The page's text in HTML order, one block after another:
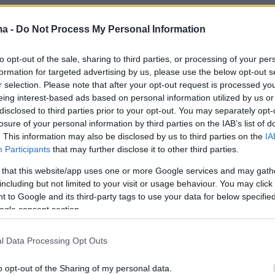
- Do Not Process My Personal Information
opt-out of the sale, sharing to third parties, or processing of your
for targeted advertising by us, please use the below opt-out
selection. Please note that after your opt-out request is processed
interest-based ads based on personal information utilized by us
to third parties prior to your opt-out. You may separately
of your personal information by third parties on the IAB’s list of
This information may also be disclosed by us to third parties on the
Participants that may further disclose it to other third parties.
that this website/app uses one or more Google services and may
but not limited to your visit or usage behaviour. You may
to Google and its third-party tags to use your data for below
consent section.
Data Processing Opt Outs
opt-out of the Sharing of my personal data.
συγκεκριμένη συγκέντρωση. Τη βασίλισσα
(η οποία ήταν έγκυος στον πρίγκιπα Louis),
και ο τότε αρραβωνιαστικός της Jack
πριγκίπισσα Beatrice και άλλοι.
έπεσε στις 21 Απριλίου του 2019 και η
την εκκλησιαστική έξοδο, καθώς ήταν έγκυος
του ζευγαριού (ο γιος τους, ο πρίγκιπας
μόλις λίγες εβδομάδες αργότερα, στις 6
ο πρίγκιπας Harry έδωσε το παρών μόνος
– άλλωστε, ήταν μόνο ένα σύντομο
του Αγίου Γεωργίου από το σπίτι του Harry
ζούσαν τότε.